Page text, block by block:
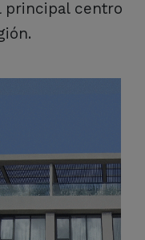
principal centro